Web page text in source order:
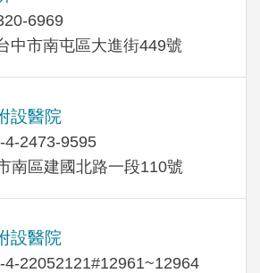
6969
中市南屯區大進街449號
設醫院
4-2473-9595
南區建國北路一段110號
設醫院
4-22052121#12961~12964